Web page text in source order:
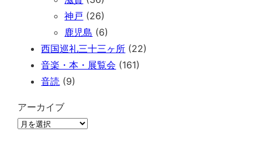
神戸 (26)
鹿児島 (6)
西国巡礼三十三ヶ所 (22)
音楽・本・展覧会 (161)
音読 (9)
アーカイブ